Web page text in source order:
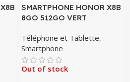
SMARTPHONE HONOR X8B
8GO 512GO VERT
Téléphone et Tablette,
Smartphone
Out of stock